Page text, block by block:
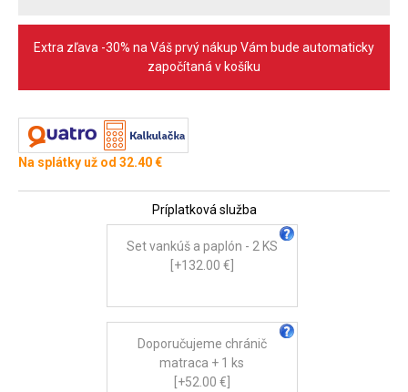
Extra zľava -30% na Váš prvý nákup Vám bude automaticky
započítaná v košíku
Na splátky už od 32.40 €
Príplatková služba
Set vankúš a paplón - 2 KS
[+132.00 €]
Doporučujeme chránič
matraca + 1 ks
[+52.00 €]